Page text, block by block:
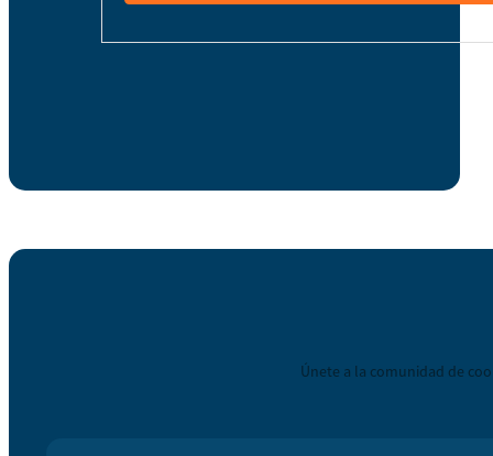
Únete a la comunidad de